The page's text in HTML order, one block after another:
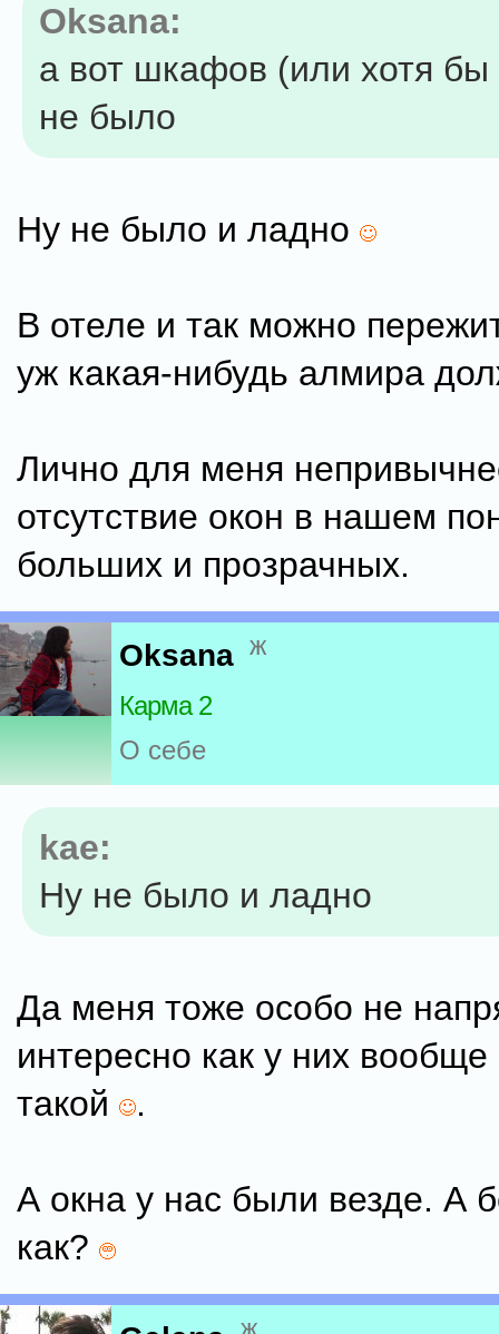
Oksana:
а вот шкафов (или хотя бы
не было
Ну не было и ладно
В отеле и так можно
уж какая-нибудь алмира
Лично для меня
отсутствие окон в нашем
больших и прозрачных.
Oksana ж
Карма 2
О себе
kae:
Ну не было и ладно
Да меня тоже особо не
интересно как у них вообще
такой
.
А окна у нас были везде. А
как?